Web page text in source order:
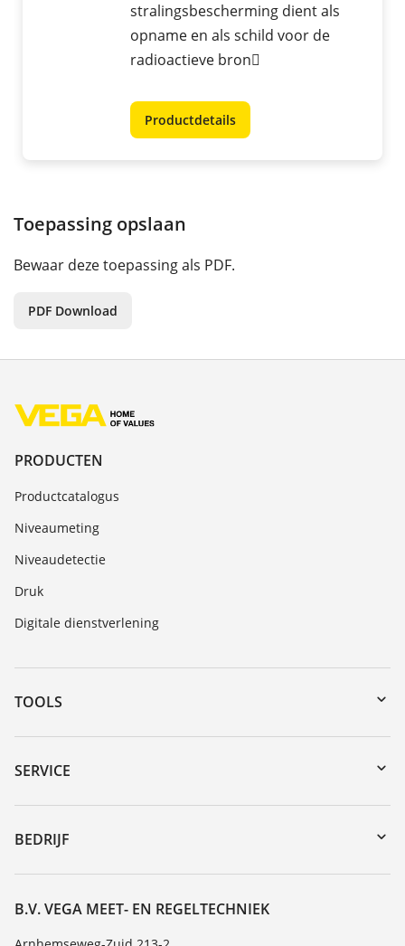
stralingsbescherming dient als
opname en als schild voor de
radioactieve bron
Productdetails
Toepassing opslaan
Bewaar deze toepassing als PDF.
PDF Download
PRODUCTEN
Productcatalogus
Niveaumeting
Niveaudetectie
Druk
Digitale dienstverlening
TOOLS
myVEGA
Downloads
DTM Collection/PACTware
SERVICE
Reparatieformulier instrument
Seminars
BEDRIJF
Vacature
Over VEGA
Contact
B.V. VEGA MEET- EN REGELTECHNIEK